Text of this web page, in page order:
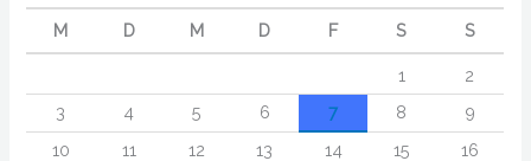
M D M D F S S
1
2
3
4 5 6 7 8
9
10
11 12 13 14 15
16